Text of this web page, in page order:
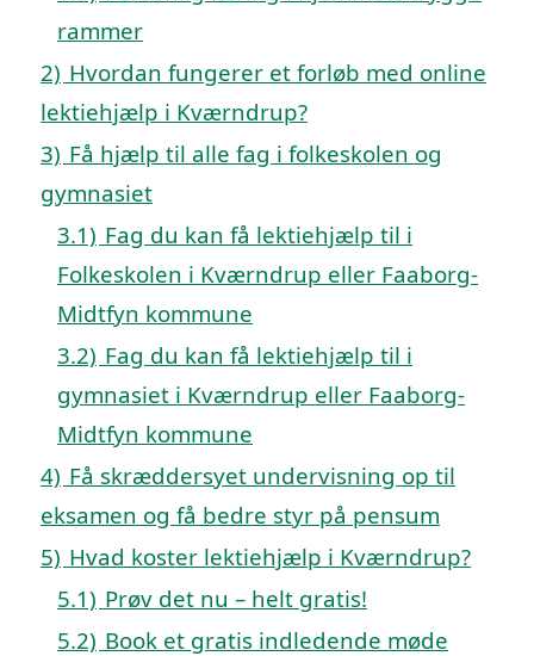
rammer
2) Hvordan fungerer et forløb med online
lektiehjælp i Kværndrup?
3) Få hjælp til alle fag i folkeskolen og
gymnasiet
3.1) Fag du kan få lektiehjælp til i
Folkeskolen i Kværndrup eller Faaborg-
Midtfyn kommune
3.2) Fag du kan få lektiehjælp til i
gymnasiet i Kværndrup eller Faaborg-
Midtfyn kommune
4) Få skræddersyet undervisning op til
eksamen og få bedre styr på pensum
5) Hvad koster lektiehjælp i Kværndrup?
5.1) Prøv det nu – helt gratis!
5.2) Book et gratis indledende møde